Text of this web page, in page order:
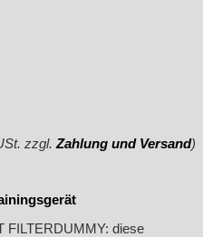
zzgl. Zahlung und Versand)
FILTERDUMMY: diese